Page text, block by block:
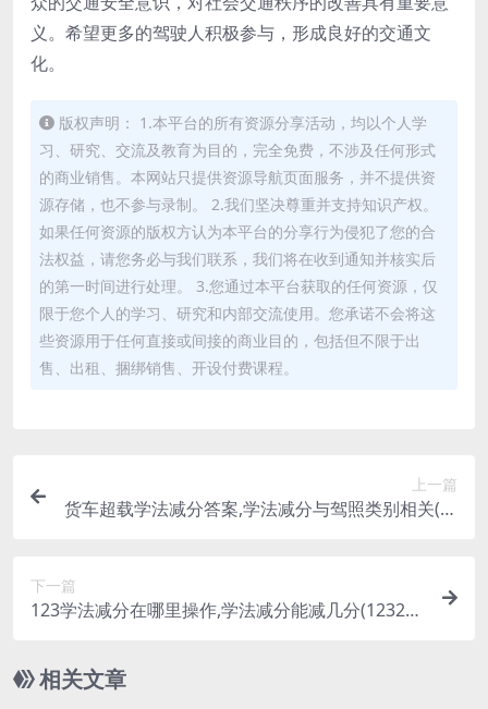
义。希望更多的驾驶人积极参与，形成良好的交通文
化。
版权声明： 1.本平台的所有资源分享活动，均以个人学
习、研究、交流及教育为目的，完全免费，不涉及任何形式
的商业销售。本网站只提供资源导航页面服务，并不提供资
源存储，也不参与录制。 2.我们坚决尊重并支持知识产权。
如果任何资源的版权方认为本平台的分享行为侵犯了您的合
法权益，请您务必与我们联系，我们将在收到通知并核实后
的第一时间进行处理。 3.您通过本平台获取的任何资源，仅
限于您个人的学习、研究和内部交流使用。您承诺不会将这
些资源用于任何直接或间接的商业目的，包括但不限于出
售、出租、捆绑销售、开设付费课程。
上一篇
货车超载学法减分答案,学法减分与驾照类别相关(大
下一篇
123学法减分在哪里操作,学法减分能减几分(12323
相关文章